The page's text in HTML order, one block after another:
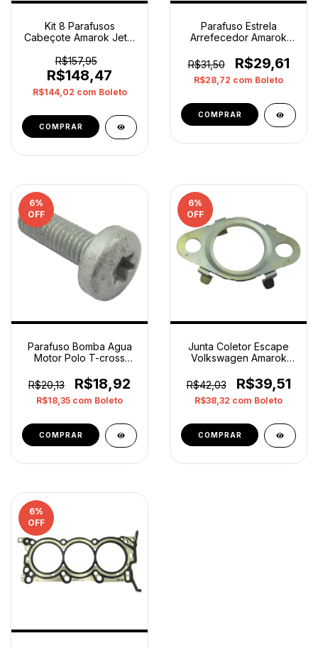
Kit 8 Parafusos
Cabeçote Amarok Jetta
R$157,95
R$148,47
R$144,02 com Boleto
Parafuso Estrela
Arrefecedor Amarok
R$31,50
R$29,61
R$28,72 com Boleto
6%
OFF
Parafuso Bomba Agua
Motor Polo T-cross
R$20,13
R$18,92
R$18,35 com Boleto
6%
OFF
Junta Coletor Escape
Volkswagen Amarok
R$42,03
R$39,51
R$38,32 com Boleto
COMPRAR
6%
OFF